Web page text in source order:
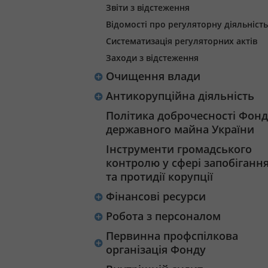
Звіти з відстеження
Відомості про регуляторну діяльність
Систематизація регуляторних актів
Заходи з відстеження
Очищення влади
Антикорупційна діяльність
Політика доброчесності
державного майна України
Інструменти громадського
контролю у сфері
та протидії корупції
Фінансові ресурси
Робота з персоналом
Первинна профспілкова
організація Фонду